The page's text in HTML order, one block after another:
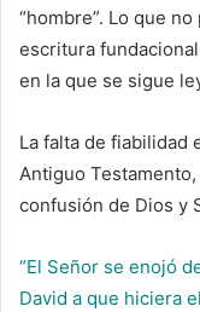
“hombre”. Lo que
escritura
en la que se sigue
La falta de fiabilidad
Antiguo
confusión de Dios y
“El Señor se enojó
David a que hiciera